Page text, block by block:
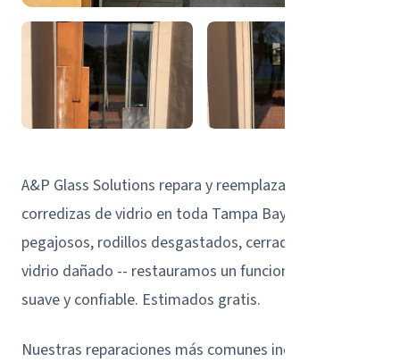
A&P Glass Solutions repara y reemplaza puertas
corredizas de vidrio en toda Tampa Bay. Rieles
pegajosos, rodillos desgastados, cerraduras rotas,
vidrio dañado -- restauramos un funcionamiento
suave y confiable. Estimados gratis.
Nuestras reparaciones más comunes incluyen